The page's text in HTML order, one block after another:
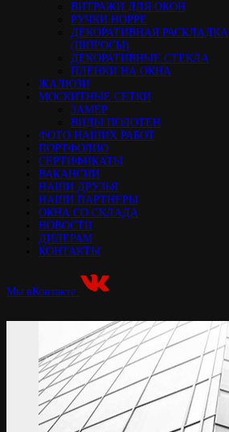
ВИТРАЖИ ДЛЯ ОКОН
РУЧКИ HOPPE
ДЕКОРАТИВНАЯ РАСКЛАДКА
(ШПРОСЫ)
ДЕКОРАТИВНЫЕ СТЕКЛА
ПЛЕНКИ НА ОКНА
ЖАЛЮЗИ
МОСКИТНЫЕ СЕТКИ
ЗАМЕР
ВИДЫ ПОЛОТЕН
ФОТО НАШИХ РАБОТ
ПОРТФОЛИО
СЕРТИФИКАТЫ
ВАКАНСИИ
НАШИ ДРУЗЬЯ
НАШИ ПАРТНЕРЫ
ОКНА СО СКЛАДА
НОВОСТИ
ДИЛЕРАМ
КОНТАКТЫ
Мы вКонтакте